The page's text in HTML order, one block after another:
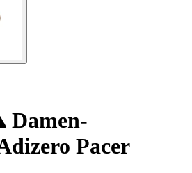
Damen-
Pacer